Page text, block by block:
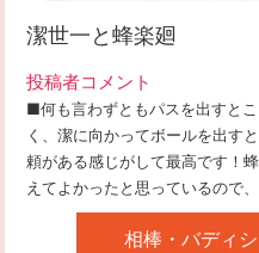
潔世一と蜂楽廻
投稿者コメント
■何も言わずともパスを出すと
く、潔に向かってボールを出す
頼がある感じがして最高です！
えてよかったと思っているので
相棒・バディ